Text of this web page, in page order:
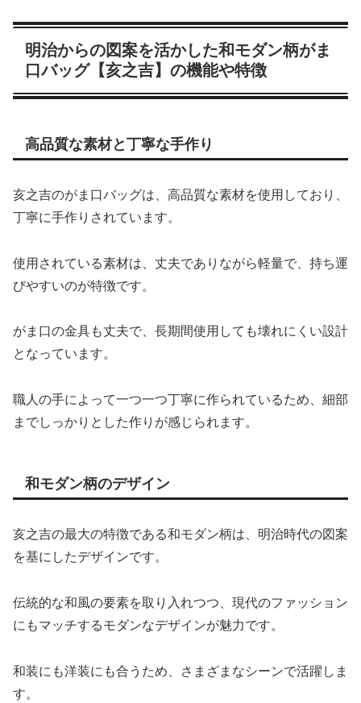
明治からの図案を活かした和モダン柄がま
口バッグ【亥之吉】の機能や特徴
高品質な素材と丁寧な手作り
亥之吉のがま口バッグは、高品質な素材を使用しており、
丁寧に手作りされています。
使用されている素材は、丈夫でありながら軽量で、持ち運
びやすいのが特徴です。
がま口の金具も丈夫で、長期間使用しても壊れにくい設計
となっています。
職人の手によって一つ一つ丁寧に作られているため、細部
までしっかりとした作りが感じられます。
和モダン柄のデザイン
亥之吉の最大の特徴である和モダン柄は、明治時代の図案
を基にしたデザインです。
伝統的な和風の要素を取り入れつつ、現代のファッション
にもマッチするモダンなデザインが魅力です。
和装にも洋装にも合うため、さまざまなシーンで活躍しま
す。